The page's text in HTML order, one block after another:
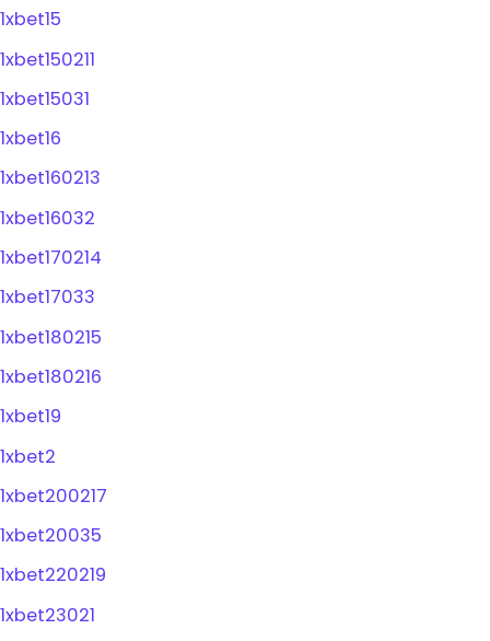
1xbet15
1xbet150211
1xbet15031
1xbet16
1xbet160213
1xbet16032
1xbet170214
1xbet17033
1xbet180215
1xbet180216
1xbet19
1xbet2
1xbet200217
1xbet20035
1xbet220219
1xbet23021